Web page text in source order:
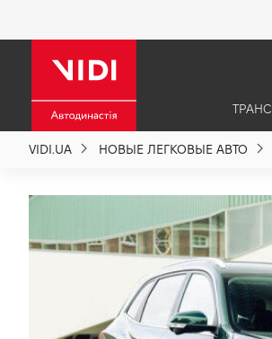
VIDI.UA НОВЫЕ ЛЕГКОВЫЕ АВТО
О компании
Новости
Политика качества